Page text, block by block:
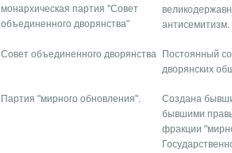
антисемитизм.
монархическая партия "Совет
объединенного дворянства"
Совет объединенного дворянства
Постоянный
дворянских
Партия "мирного обновления".
Создана
бывшими
фракции